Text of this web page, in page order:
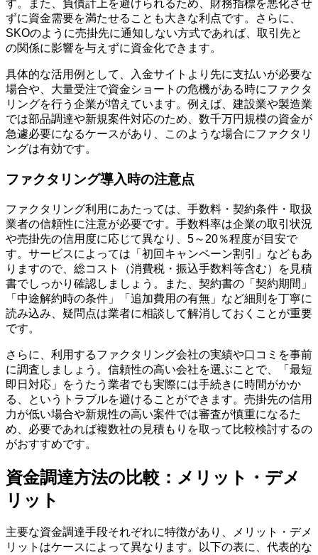
す。また、負債計上を避けられるため、財務指標を悪化させ
ずに資金需要を満たせることも大きな利点です。さらに、
SKOのように売掛先に通知しない方式であれば、取引先と
の関係に影響を与えずに資金化できます。
具体的な活用例として、入金サイトより先に支払いが必要な
場合や、大量受注で資金ショートの危機がある時にファクタ
リングを行う企業が増えています。例えば、建設業や製造業
では部品調達や新規案件対応のため、数千万円規模の資金が
急遽必要になるケースがあり、このような場合にファクタリ
ングは有効です。
ファクタリング導入時の注意点
ファクタリング利用にあたっては、手数料・契約条件・取扱
業者の信頼性に注意が必要です。手数料率は企業の取引状況
や売掛先の信用度に応じて異なり、5～20％程度が目安で
す。サービスによっては「初回キャンペーン割引」などもあ
りますので、総コスト（消費税・振込手数料等含む）を見積
書でしっかり確認しましょう。また、契約書の「契約期間」
「中途解約時の条件」「追加費用の有無」など細則を丁寧に
読み込み、疑問点は業者に相談して解消しておくことが重要
です。
さらに、利用するファクタリング会社の実績や口コミを事前
に調査しましょう。信頼性の高い会社を選ぶことで、「最短
即日対応」をうたう業者でも実際には手続きに時間がかか
る、というトラブルを避けることができます。売掛先の信用
力が低い場合や新規性の高い案件では審査が慎重になるた
め、必要であれば複数社の見積もりを取って比較検討するの
がおすすめです。
資金調達方法の比較：メリット・デメ
リット
主要な資金調達手段それぞれに特徴があり、メリット・デメ
リットはケースによって異なります。以下の表に、代表的な